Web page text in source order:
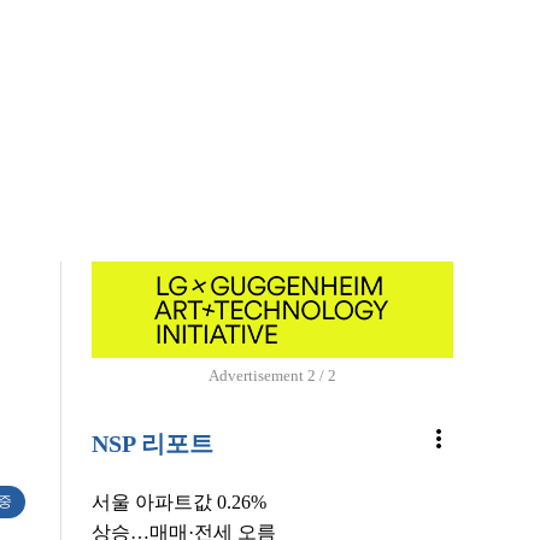
Advertisement 1 / 2
NSP 리포트 more_vert
서울 아파트값 0.26%
상승…매매·전세 오름